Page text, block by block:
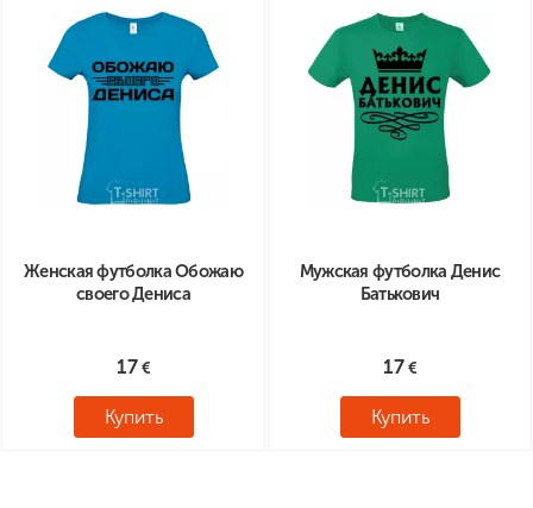
Женская футболка Обожаю
своего Дениса
17
Купить
Мужская футболка Денис
Батькович
17
Купить